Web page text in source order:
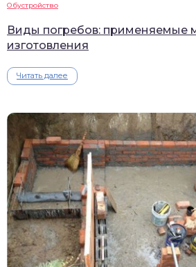
Обустройство
Виды погребов: применяемые
изготовления
Читать далее